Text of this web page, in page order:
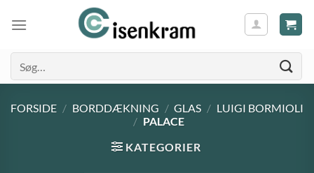
efter:
FORSIDE / BORDDÆKNING / GLAS / LUIGI BORMIOLI
/ PALACE
KATEGORIER